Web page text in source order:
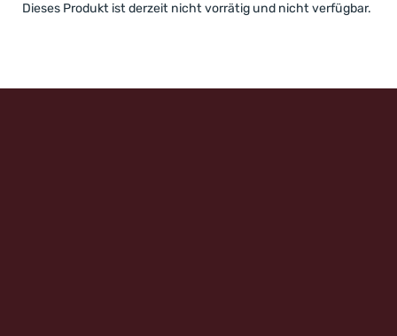
Dieses Produkt ist derzeit nicht vorrätig und nicht verfügbar.